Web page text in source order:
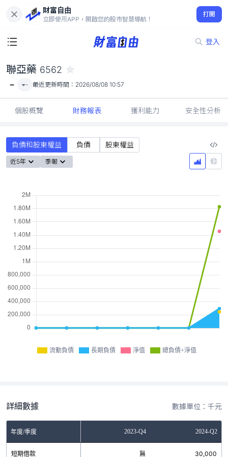
財富自由
立即使用APP，開啟您的股市智慧導航！
打開
登入
-
聯亞藥 6562
- - 最近更新時間： 2026/08/08 10:57
個股概覽 財務報表 獲利能力 安全性分析
負債和股東權益 負債 股東權益
近5年 季報
流動負債 長期負債 淨值 總負債+淨值
詳細數據 數據單位：千元
年度/季度 2023-Q4 2024-Q2
短期借款 無 30,000